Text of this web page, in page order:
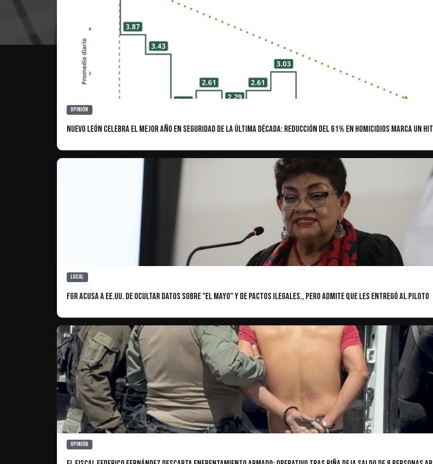
Opinión
Nuevo León Celebra el Mejor Año en Seguridad de la Última Década: Reducción del 61% en Homicidios Marca un
Local
FGR acusa a EE.UU. de ocultar datos sobre "El Mayo" y de pactos ilegales., pero admite que les entregó al piloto
Opinión